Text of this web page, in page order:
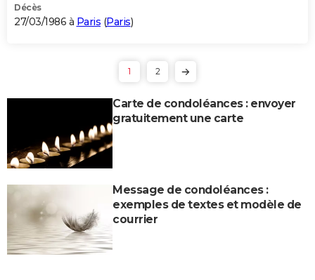
Décès
27/03/1986 à Paris (Paris)
1 2
Carte de condoléances : envoyer
gratuitement une carte
Message de condoléances :
exemples de textes et modèle de
courrier